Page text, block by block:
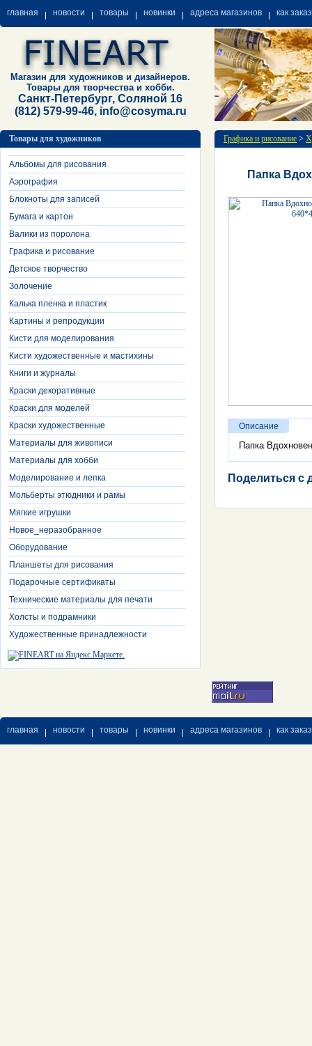
главная новости товары новинки адреса магазинов как
Магазин для художников и дизайнеров.
Товары для творчества и хобби.
Санкт-Петербург, Соляной 16
(812) 579-99-46, info@cosyma.ru
Товары для художников
Альбомы для рисования
Аэрография
Блокноты для записей
Бумага и картон
Валики из поролона
Графика и рисование
Детское творчество
Золочение
Калька пленка и пластик
Картины и репродукции
Кисти для моделирования
Кисти художественные и мастихины
Книги и журналы
Краски декоративные
Краски для моделей
Краски художественные
Материалы для живописи
Материалы для хобби
Моделирование и лепка
Мольберты этюдники и рамы
Мягкие игрушки
Новое_неразобранное
Оборудование
Планшеты для рисования
Подарочные сертификаты
Технические материалы для печати
Холсты и подрамники
Художественные принадлежности
Графика и рисование >
Папка
Описание
Папка
Поделиться с
главная новости товары новинки адреса магазинов как